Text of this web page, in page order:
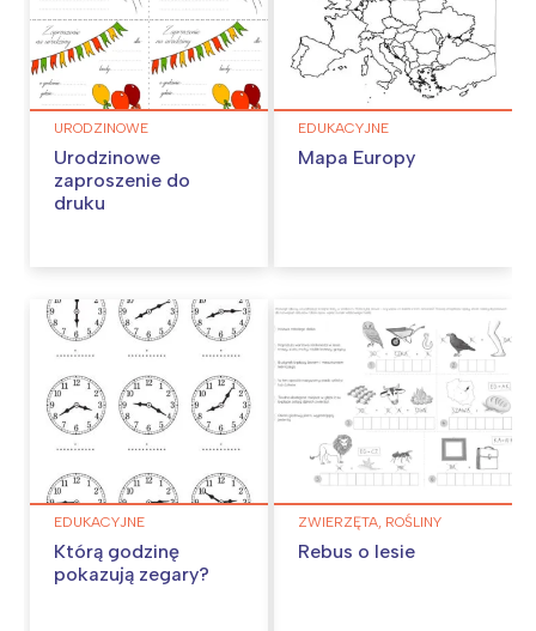
URODZINOWE
Urodzinowe
zaproszenie do
druku
EDUKACYJNE
Mapa Europy
EDUKACYJNE
Którą godzinę
pokazują zegary?
ZWIERZĘTA, ROŚLINY
Rebus o lesie